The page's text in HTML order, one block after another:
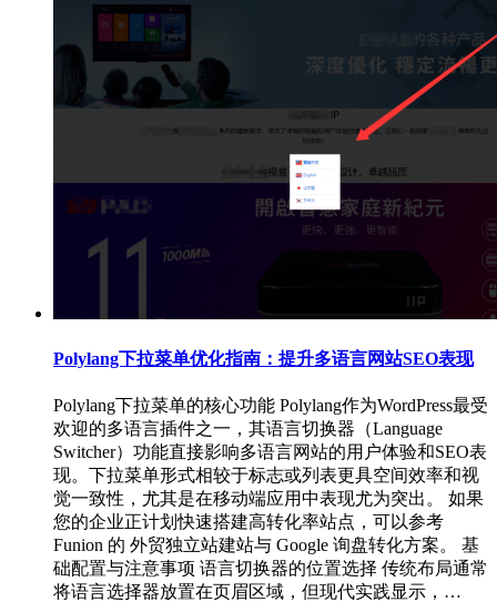
Polylang下拉菜单优化指南：提升多语言网站SEO表现
Polylang下拉菜单的核心功能 Polylang作为WordPress最受
欢迎的多语言插件之一，其语言切换器（Language
Switcher）功能直接影响多语言网站的用户体验和SEO表
现。下拉菜单形式相较于标志或列表更具空间效率和视
觉一致性，尤其是在移动端应用中表现尤为突出。 如果
您的企业正计划快速搭建高转化率站点，可以参考
Funion 的 外贸独立站建站与 Google 询盘转化方案。 基
础配置与注意事项 语言切换器的位置选择 传统布局通常
将语言选择器放置在页眉区域，但现代实践显示，…